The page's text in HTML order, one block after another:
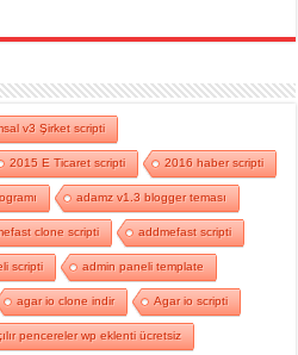
v3 Şirket scripti
2015 E Ticaret scripti 2016 haber scripti
adamz v1.3 blogger teması
clone scripti addmefast scripti
scripti admin paneli template
agar io clone indir Agar io scripti
pencereler wp eklenti ücretsiz